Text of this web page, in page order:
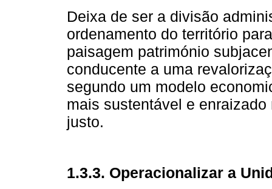
Deixa de ser a divisão
ordenamento do território
paisagem património
conducente a uma
segundo um modelo
mais sustentável e
justo.
1.3.3. Operacionalizar a